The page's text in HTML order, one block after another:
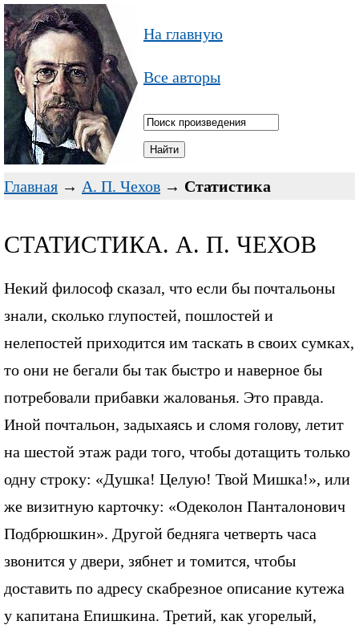
На главную
Все авторы
Главная → А. П. Чехов → Статистика
СТАТИСТИКА. А. П. ЧЕХОВ
Некий философ сказал, что если бы почтальоны
знали, сколько глупостей, пошлостей и
нелепостей приходится им таскать в своих сумках,
то они не бегали бы так быстро и наверное бы
потребовали прибавки жалованья. Это правда.
Иной почтальон, задыхаясь и сломя голову, летит
на шестой этаж ради того, чтобы дотащить только
одну строку: «Душка! Целую! Твой Мишка!», или
же визитную карточку: «Одеколон Панталонович
Подбрюшкин». Другой бедняга четверть часа
звонится у двери, зябнет и томится, чтобы
доставить по адресу скабрезное описание кутежа
у капитана Епишкина. Третий, как угорелый,